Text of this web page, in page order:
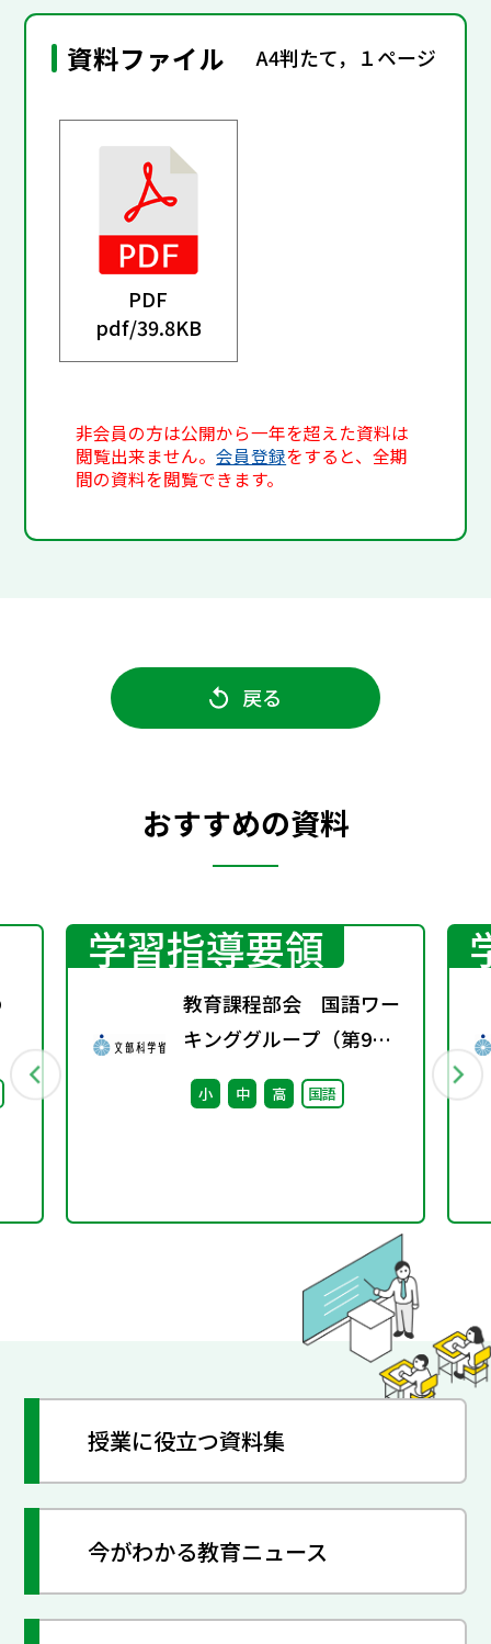
資料ファイル A4判たて，１ページ
PDF
pdf/39.8KB
非会員の方は公開から一年を超えた資料は
閲覧出来ません。会員登録をすると、全期
間の資料を閲覧できます。
戻る
おすすめの資料
学習指導要領
教育課程部会 国語ワー
キンググループ（第9
回） 配付資料
小 中 高 国語
授業に役立つ資料集
今がわかる教育ニュース